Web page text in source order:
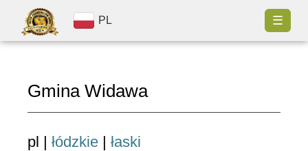
PL ☰
Gmina Widawa
pl | łódzkie | łaski